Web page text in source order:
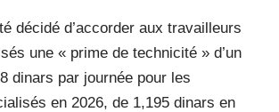
décidé d’accorder aux travailleurs
une « prime de technicité » d’un
dinars par journée pour les
en 2026, de 1,195 dinars en